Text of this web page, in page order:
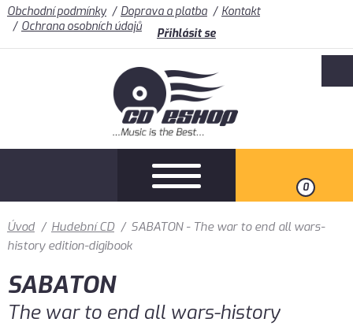
Obchodní podmínky Doprava a platba
Kontakt
Ochrana osobních údajů
Přihlásit se
0
Úvod / Hudební CD / SABATON - The war to end all wars-
history edition-digibook
SABATON
The war to end all wars-history